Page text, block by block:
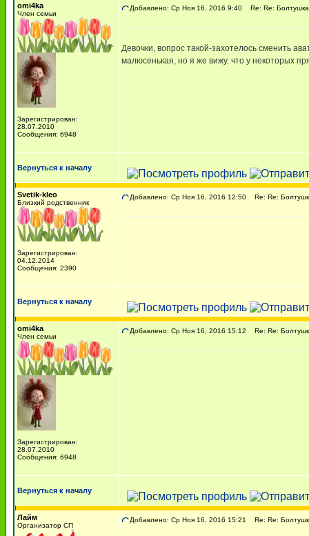
omi4ka
Член семьи
Зарегистрирован:
28.07.2010
Сообщения: 6948
Добавлено: Ср Ноя 16, 2016 9:40 Re: Re:
Девочки, вопрос такой-захотелось сменить
малюсенькая, но я же вижу. что у некоторых
Вернуться к началу
Svetik-kleo
Близкий родственник
Зарегистрирован:
04.12.2014
Сообщения: 2390
Добавлено: Ср Ноя 16, 2016 12:50 Re: Re:
Вернуться к началу
omi4ka
Член семьи
Зарегистрирован:
28.07.2010
Сообщения: 6948
Добавлено: Ср Ноя 16, 2016 15:12 Re: Re:
Вернуться к началу
Лайм
Организатор СП
Добавлено: Ср Ноя 16, 2016 15:21 Re: Re: